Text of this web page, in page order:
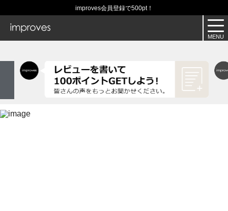
improves会員登録で500pt！